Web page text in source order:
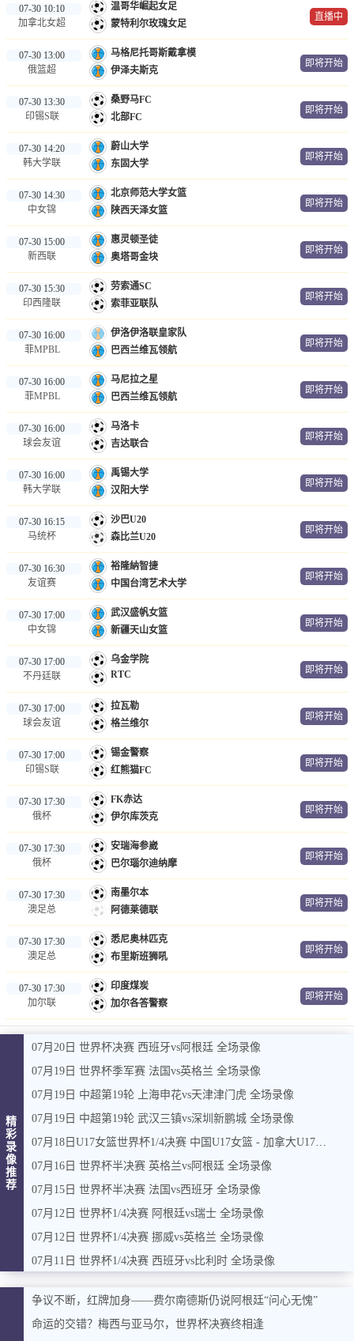
07-30 10:10
加拿北女超
温哥华崛起女足
蒙特利尔玫瑰女足
直播中
07-30 13:00
俄篮超
马格尼托哥斯戴拿模
伊泽夫斯克
即将开始
07-30 13:30
印锡S联
桑野马FC
北部FC
即将开始
07-30 14:20
韩大学联
蔚山大学
东固大学
即将开始
07-30 14:30
中女锦
北京师范大学女篮
陕西天泽女篮
即将开始
07-30 15:00
新西联
惠灵顿圣徒
奥塔哥金块
即将开始
07-30 15:30
印西隆联
劳索通SC
索菲亚联队
即将开始
07-30 16:00
菲MPBL
伊洛伊洛联皇家队
巴西兰维瓦领航
即将开始
07-30 16:00
菲MPBL
马尼拉之星
巴西兰维瓦领航
即将开始
07-30 16:00
球会友谊
马洛卡
吉达联合
即将开始
07-30 16:00
韩大学联
禹锡大学
汉阳大学
即将开始
07-30 16:15
马统杯
沙巴U20
森比兰U20
即将开始
07-30 16:30
友谊赛
裕隆納智捷
中国台湾艺术大学
即将开始
07-30 17:00
中女锦
武汉盛帆女篮
新疆天山女篮
即将开始
07-30 17:00
不丹廷联
乌金学院
RTC
即将开始
07-30 17:00
球会友谊
拉瓦勒
格兰维尔
即将开始
07-30 17:00
印锡S联
锡金警察
红熊猫FC
即将开始
07-30 17:30
俄杯
FK赤达
伊尔库茨克
即将开始
07-30 17:30
俄杯
安瑞海参崴
巴尔瑙尔迪纳摩
即将开始
07-30 17:30
澳足总
南墨尔本
阿德莱德联
即将开始
07-30 17:30
澳足总
悉尼奥林匹克
布里斯班狮吼
即将开始
07-30 17:30
加尔联
印度煤炭
加尔各答警察
即将开始
精
彩
录
像
推
荐
07月20日 世界杯决赛 西班牙vs阿根廷 全场录像
07月19日 世界杯季军赛 法国vs英格兰 全场录像
07月19日 中超第19轮 上海申花vs天津津门虎 全场录像
07月19日 中超第19轮 武汉三镇vs深圳新鹏城 全场录像
07月18日U17女篮世界杯1/4决赛 中国U17女篮 - 加拿大U17女篮 录像
07月16日 世界杯半决赛 英格兰vs阿根廷 全场录像
07月15日 世界杯半决赛 法国vs西班牙 全场录像
07月12日 世界杯1/4决赛 阿根廷vs瑞士 全场录像
07月12日 世界杯1/4决赛 挪威vs英格兰 全场录像
07月11日 世界杯1/4决赛 西班牙vs比利时 全场录像
争议不断，红牌加身——费尔南德斯仍说阿根廷“问心无愧”
命运的交错？梅西与亚马尔，世界杯决赛终相逢